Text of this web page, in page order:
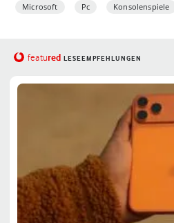
Microsoft Pc Konsolenspiele
featured LESEEMPFEHLUNGEN